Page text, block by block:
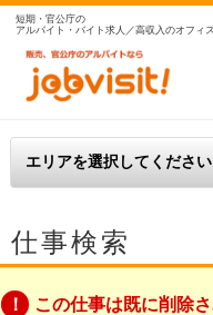
短期・官公庁の
アルバイト・バイト求人／高収入のオフィ
仕事検索
この仕事は既に削除